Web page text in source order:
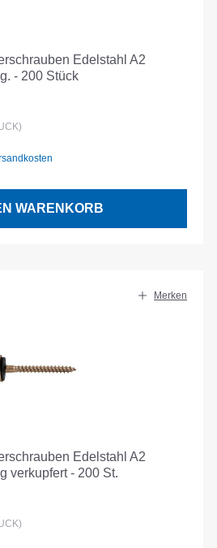
Edelstahl A2
- 200 Stück
WARENKORB
Merken
Edelstahl A2
verkupfert - 200 St.